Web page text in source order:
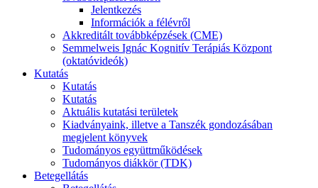
Jelentkezés
Információk a félévről
Akkreditált továbbképzések (CME)
Semmelweis Ignác Kognitív Terápiás Központ
(oktatóvideók)
Kutatás
Kutatás
Kutatás
Aktuális kutatási területek
Kiadványaink, illetve a Tanszék gondozásában
megjelent könyvek
Tudományos együttműködések
Tudományos diákkör (TDK)
Betegellátás